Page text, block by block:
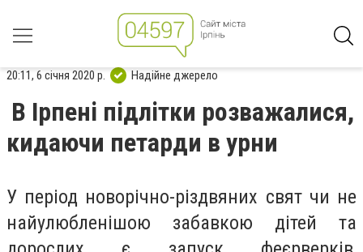
20:11, 6 січня 2020 р. Надійне джерело
В Ірпені підлітки розважалися,
кидаючи петарди в урни
У період новорічно-різдвяних свят чи не
найулюбленішою забавкою дітей та